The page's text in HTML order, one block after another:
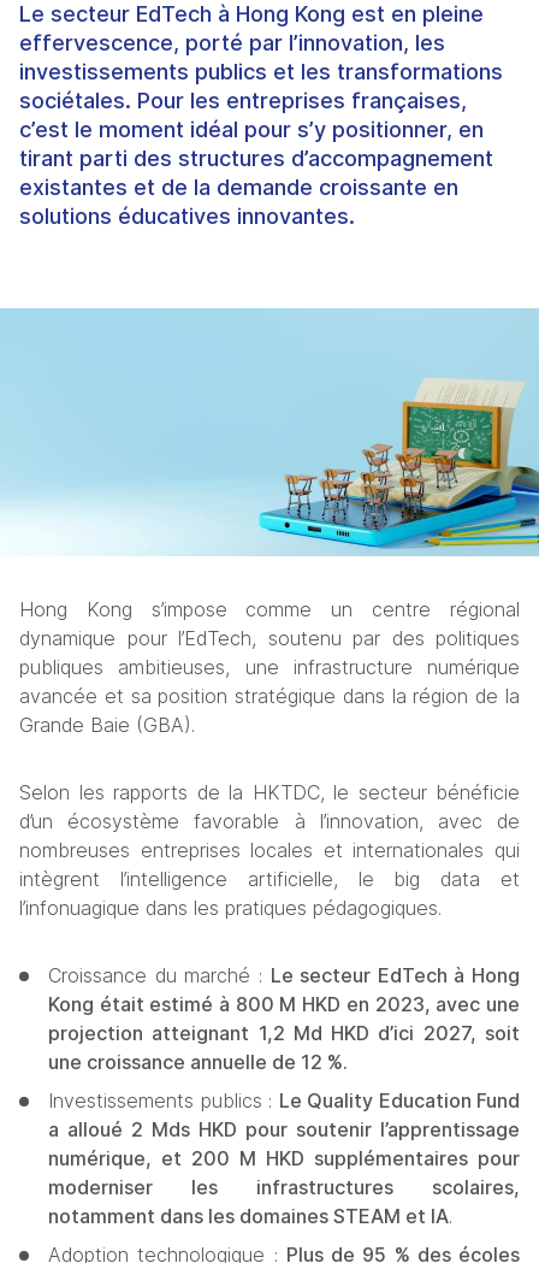
Le secteur EdTech à Hong Kong est en pleine
effervescence, porté par l’innovation, les
investissements publics et les transformations
sociétales. Pour les entreprises françaises,
c’est le moment idéal pour s’y positionner, en
tirant parti des structures d’accompagnement
existantes et de la demande croissante en
solutions éducatives innovantes.
Hong Kong s’impose comme un centre régional
dynamique pour l’EdTech, soutenu par des politiques
publiques ambitieuses, une infrastructure numérique
avancée et sa position stratégique dans la région de la
Grande Baie (GBA).
Selon les rapports de la HKTDC, le secteur bénéficie
d’un écosystème favorable à l’innovation, avec de
nombreuses entreprises locales et internationales qui
intègrent l’intelligence artificielle, le big data et
l’infonuagique dans les pratiques pédagogiques.
Croissance du marché : Le secteur EdTech à Hong
Kong était estimé à 800 M HKD en 2023, avec une
projection atteignant 1,2 Md HKD d’ici 2027, soit
une croissance annuelle de 12 %.
Investissements publics : Le Quality Education Fund
a alloué 2 Mds HKD pour soutenir l’apprentissage
numérique, et 200 M HKD supplémentaires pour
moderniser les infrastructures scolaires,
notamment dans les domaines STEAM et IA.
Adoption technologique : Plus de 95 % des écoles